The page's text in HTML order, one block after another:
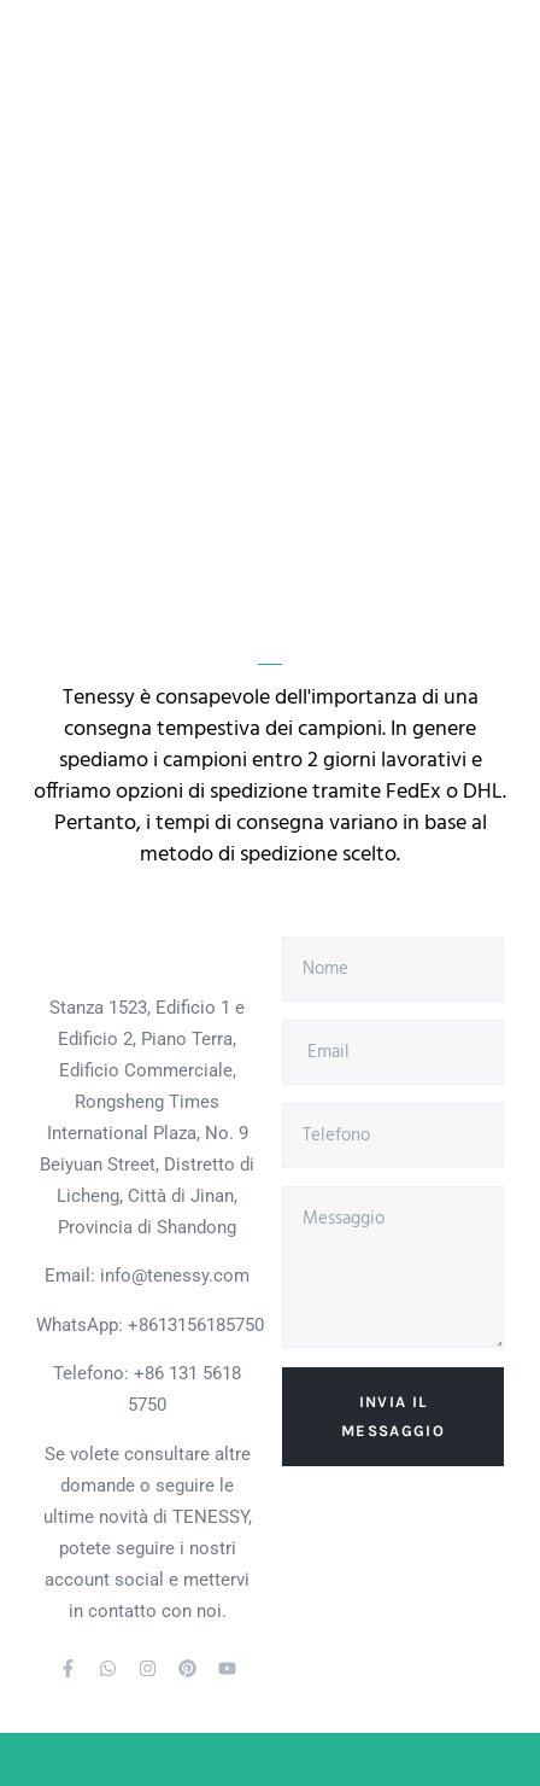
Tenessy è consapevole dell'importanza di una
consegna tempestiva dei campioni. In genere
spediamo i campioni entro 2 giorni lavorativi e
offriamo opzioni di spedizione tramite FedEx o DHL.
Pertanto, i tempi di consegna variano in base al
metodo di spedizione scelto.
Stanza 1523, Edificio 1 e
Edificio 2, Piano Terra,
Edificio Commerciale,
Rongsheng Times
International Plaza, No. 9
Beiyuan Street, Distretto di
Licheng, Città di Jinan,
Provincia di Shandong
Email: info@tenessy.com
WhatsApp: +8613156185750
Telefono: +86 131 5618
5750
Se volete consultare altre
domande o seguire le
ultime novità di TENESSY,
potete seguire i nostri
account social e mettervi
in contatto con noi.
INVIA IL
MESSAGGIO